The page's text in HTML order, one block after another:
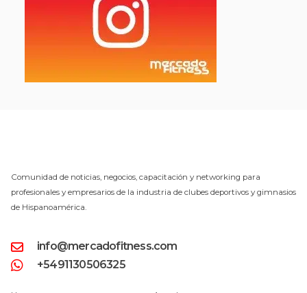
Comunidad de noticias, negocios, capacitación y networking para
profesionales y empresarios de la industria de clubes deportivos y gimnasios
de Hispanoamérica.
info@mercadofitness.com
+5491130506325